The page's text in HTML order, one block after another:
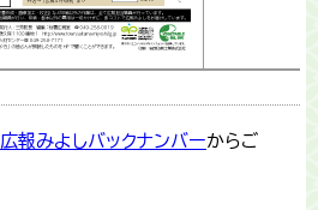
広報みよしバックナンバーからご